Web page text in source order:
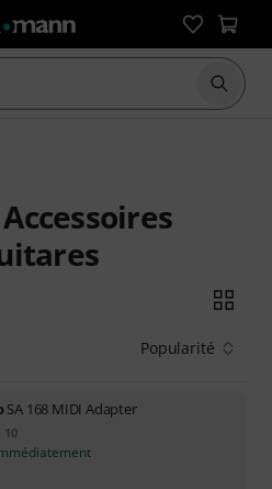
Popularité
SA 168 MIDI Adapter
10